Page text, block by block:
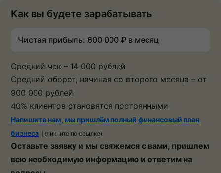
Как вы будете зарабатывать
Чистая прибыль: 600 000 ₽ в месяц
Средний чек – 14 000 рублей
Средний оборот, начиная со второго месяца – от
900 000 рублей
40% клиентов становятся постоянными
Напишите нам, мы пришлём полный финансовый план
бизнеса (кликните по ссылке)
Оставьте заявку и мы свяжемся с вами, пришлем
всю необходимую информацию и ответим на